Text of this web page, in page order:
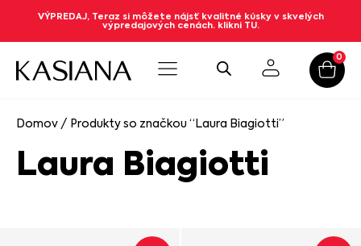
VÝPREDAJ, Teraz si môžete nájsť kvalitné kúsky v skvelých
výpredajových cenách. klikni TU.
0
Domov / Produkty so značkou “Laura Biagiotti”
Laura Biagiotti